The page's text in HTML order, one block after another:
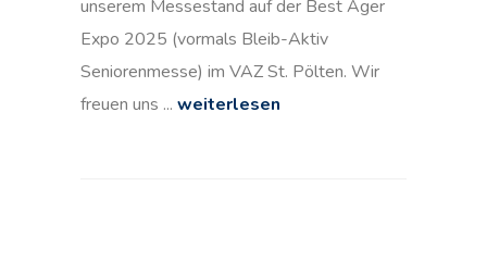
unserem Messestand auf der Best Ager
Expo 2025 (vormals Bleib-Aktiv
Seniorenmesse) im VAZ St. Pölten. Wir
freuen uns ... weiterlesen